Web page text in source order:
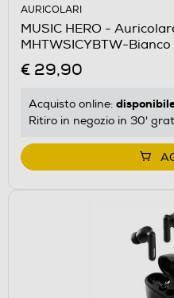
AURICOLARI
MUSIC HERO -
MHTWSICYBTW-Bianco
€ 29,90
Acquisto online:
Ritiro in negozio in 30'